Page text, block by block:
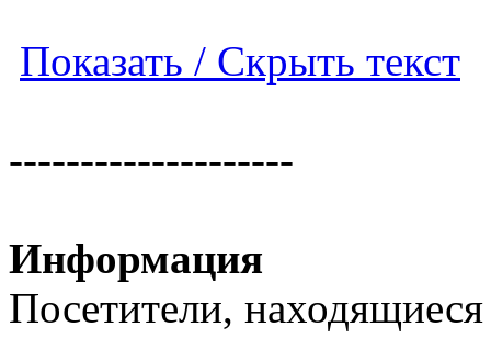
Показать / Скрыть текст
--------------------
Информация
Посетители,